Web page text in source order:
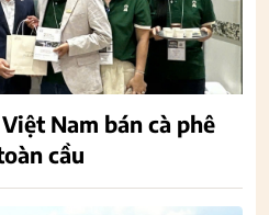
Nam bán cà phê
cầu